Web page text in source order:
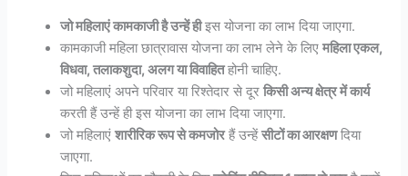
जो महिलाएं कामकाजी है उन्हें हीइस योजना का लाभ दिया जाएगा.
कामकाजी महिला छात्रावास योजना का लाभ लेने के लिएमहिला एकल,
विधवा, तलाकशुदा, अलग या विवाहितहोनी चाहिए.
जो महिलाएं अपने परिवार या रिश्तेदार से दूरकिसी अन्य क्षेत्र में कार्य
करती हैं उन्हें ही इस योजना का लाभ दिया जाएगा.
जो महिलाएंशारीरिक रूप से कमजोरहैं उन्हेंसीटों का आरक्षणदिया
जाएगा.